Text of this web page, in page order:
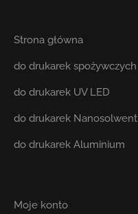
Strona główna
do drukarek spożywczych
do drukarek UV LED
do drukarek Nanosolwent
do drukarek Aluminium
Moje konto